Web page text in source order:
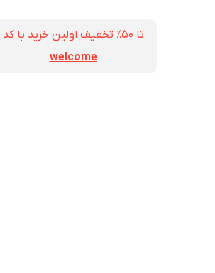
تا ۵۰٪ تخفیف اولین خرید با کد
welcome